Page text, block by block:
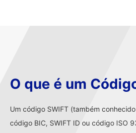
O que é um
Um código SWIFT (também
código BIC, SWIFT ID ou código ISO